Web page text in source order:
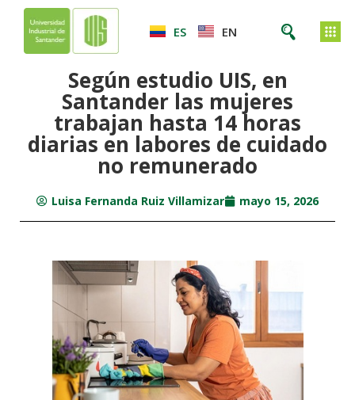
ES EN
Según estudio UIS, en
Santander las mujeres
trabajan hasta 14 horas
diarias en labores de cuidado
no remunerado
Luisa Fernanda Ruiz Villamizar mayo 15, 2026